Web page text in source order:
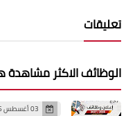
تعليقات
الوظائف الاكثر مشاهدة
03 أغسطس 2026